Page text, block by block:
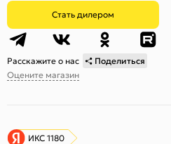
Стать дилером
Расскажите о нас
Поделиться
Оцените магазин
ИКС 1180